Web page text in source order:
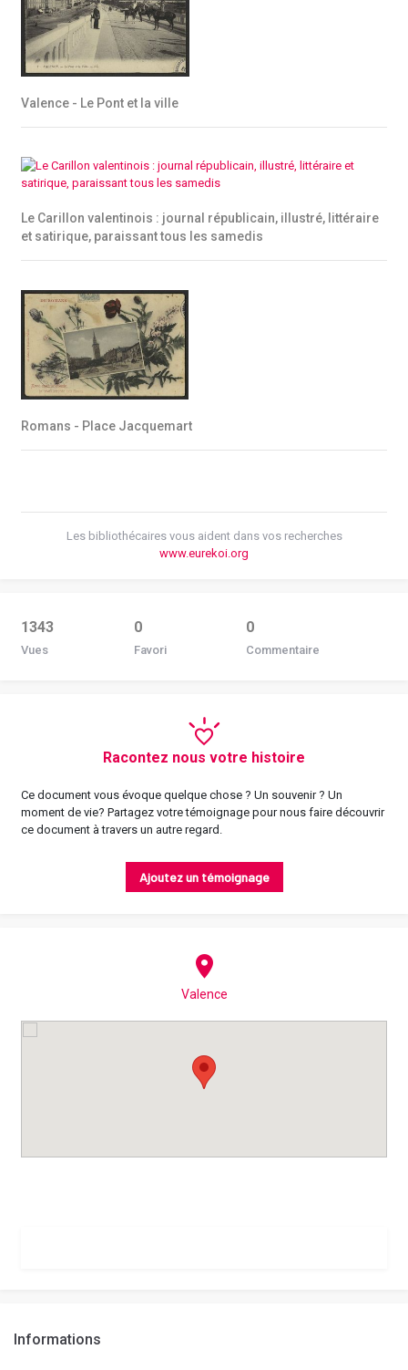
Informations
Valence - Le Pont et la ville
Le Carillon valentinois : journal républicain, illustré, littéraire
et satirique, paraissant tous les samedis
Romans - Place Jacquemart
Les bibliothécaires vous aident dans vos recherches
www.eurekoi.org
1343
Vues
0
Favori
0
Commentaire
Racontez nous votre histoire
Ce document vous évoque quelque chose ? Un souvenir ? Un
moment de vie? Partagez votre témoignage pour nous faire découvrir
ce document à travers un autre regard.
Ajoutez un témoignage
Valence